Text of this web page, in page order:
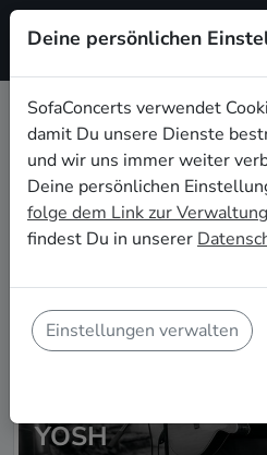
Zur
YOSH
Deine persönlichen
SofaConcerts verwendet
damit Du unsere Dienste
und wir uns immer weiter
Deine persönlichen
folge dem Link zur Verwaltung
findest Du in unserer
Einstellungen verwalten